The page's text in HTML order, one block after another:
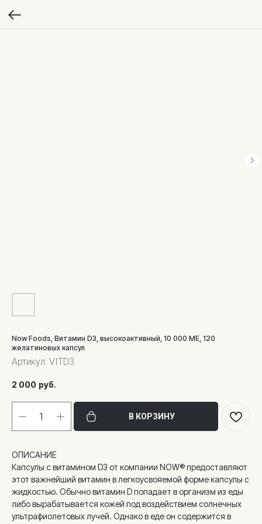
Now Foods, Витамин D3, высокоактивный, 10 000 МЕ, 120
желатиновых капсул
Артикул: VITD3
2 000 руб.
В КОРЗИНУ
ОПИСАНИЕ
Капсулы с витамином D3 от компании NOW® предоставляют
этот важнейший витамин в легкоусвояемой форме капсулы с
жидкостью. Обычно витамин D попадает в организм из еды
либо вырабатывается кожей под воздействием солнечных
ультрафиолетовых лучей. Однако в еде он содержится в